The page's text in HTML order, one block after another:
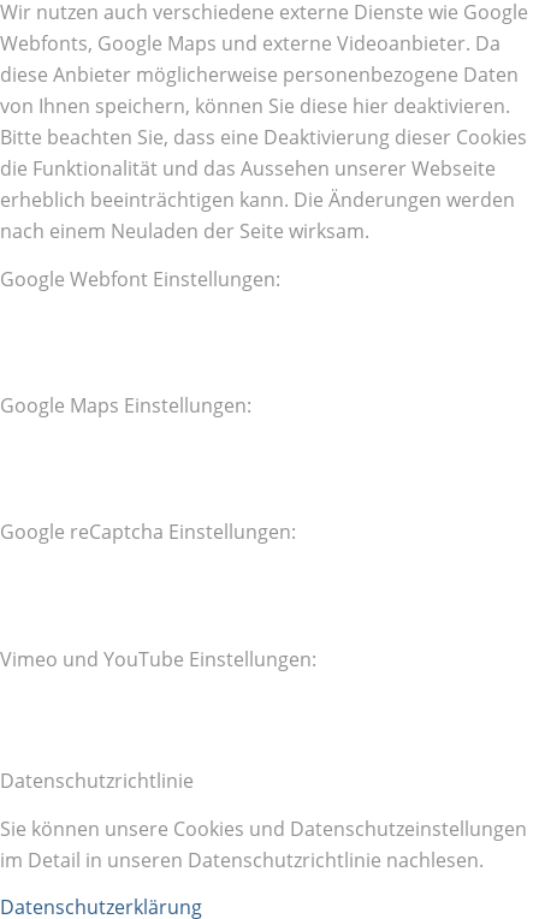
Wir nutzen auch verschiedene externe Dienste wie Google
Webfonts, Google Maps und externe Videoanbieter. Da
diese Anbieter möglicherweise personenbezogene Daten
von Ihnen speichern, können Sie diese hier deaktivieren.
Bitte beachten Sie, dass eine Deaktivierung dieser Cookies
die Funktionalität und das Aussehen unserer Webseite
erheblich beeinträchtigen kann. Die Änderungen werden
nach einem Neuladen der Seite wirksam.
Google Webfont Einstellungen:
Google Maps Einstellungen:
Google reCaptcha Einstellungen:
Vimeo und YouTube Einstellungen:
Datenschutzrichtlinie
Sie können unsere Cookies und Datenschutzeinstellungen
im Detail in unseren Datenschutzrichtlinie nachlesen.
Datenschutzerklärung